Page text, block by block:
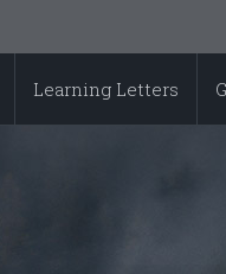
Learning Letters